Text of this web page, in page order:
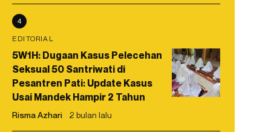
4
EDITORIAL
5W1H: Dugaan Kasus Pelecehan
Seksual 50 Santriwati di
Pesantren Pati: Update Kasus
Usai Mandek Hampir 2 Tahun
Risma Azhari 2 bulan lalu